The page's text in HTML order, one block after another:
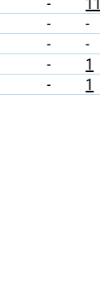
- -
- -
- 1
- 1